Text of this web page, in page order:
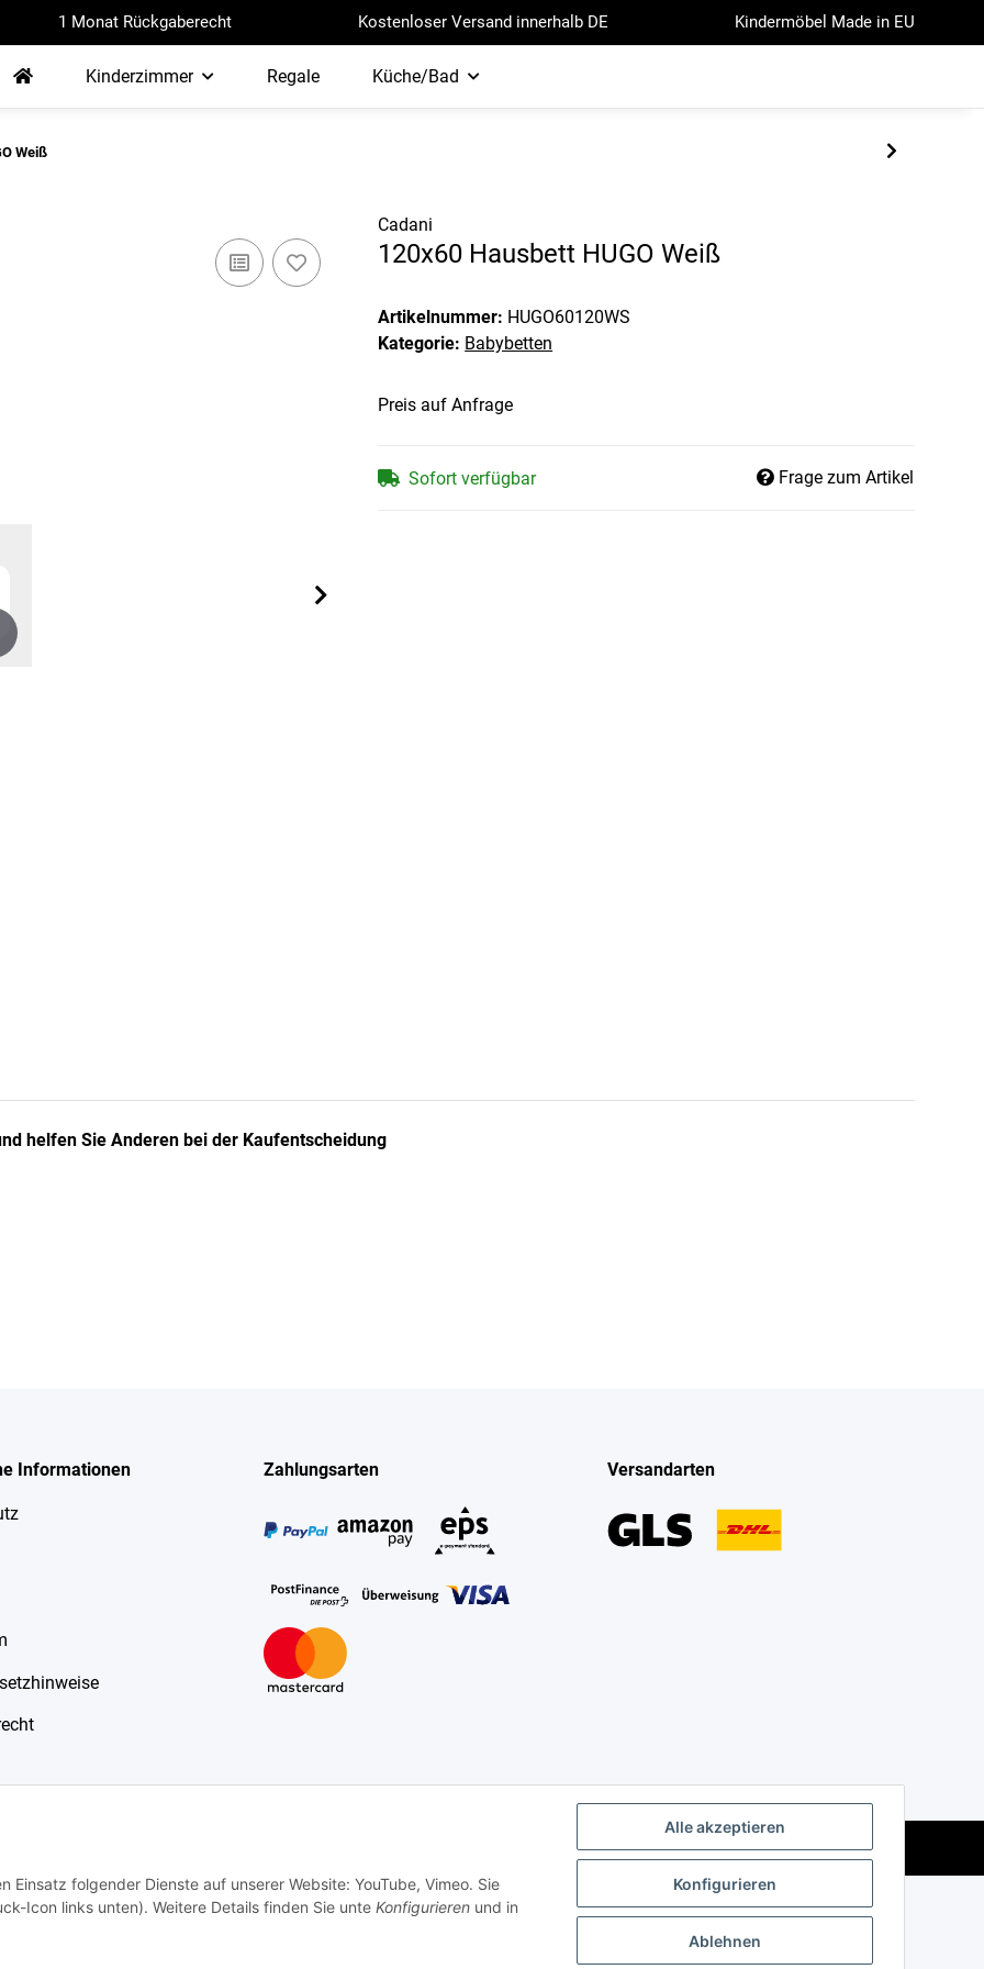
1 Monat Rückgaberecht Kostenloser Versand innerhalb DE Kindermöbel Made in EU
Kinderzimmer Regale Küche/Bad
Weiß
Cadani
120x60 Hausbett HUGO Weiß
Artikelnummer: HUGO60120WS
Kategorie: Babybetten
Preis auf Anfrage
Sofort verfügbar Frage zum Artikel
helfen Sie Anderen bei der Kaufentscheidung
Informationen Zahlungsarten Versandarten
Powered byJTL-Shop
Einsatz folgender Dienste auf unserer Website: YouTube, Vimeo. Sie
Icon links unten). Weitere Details finden Sie unte Konfigurieren und in
Alle akzeptieren
Konfigurieren
Ablehnen